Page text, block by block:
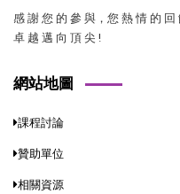
感 謝 您 的 參 與，您 熱 情 的 回
卓 越 邁 向 頂 尖 !
網站地圖
課程討論
贊助單位
相關資源